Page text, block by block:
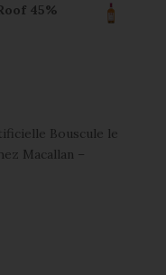
45%
Bouscule le
Macallan –